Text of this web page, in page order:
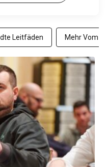
Leitfäden Mehr Vom